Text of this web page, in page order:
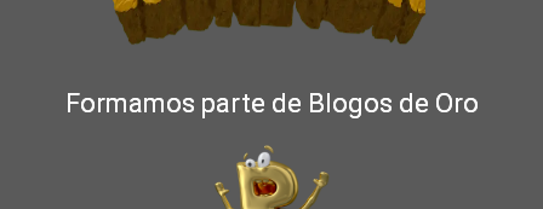
Formamos parte de Blogos de Oro